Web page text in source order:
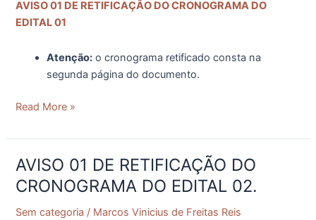
AVISO 01 DE RETIFICAÇÃO DO CRONOGRAMA DO
EDITAL 01
Atenção: o cronograma retificado consta na
segunda página do documento.
DO
EDITAL
PPGH/UNIFAP
Read More »
AVISO 01 DE RETIFICAÇÃO DO
CRONOGRAMA DO EDITAL 02.
Sem categoria / Marcos Vinicius de Freitas Reis
AVISO
01
DE
RETIFICAÇÃO